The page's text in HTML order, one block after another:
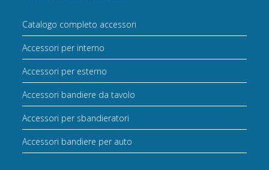
Catalogo completo accessori
Accessori per interno
Accessori per esterno
Accessori bandiere da tavolo
Accessori per sbandieratori
Accessori bandiere per auto